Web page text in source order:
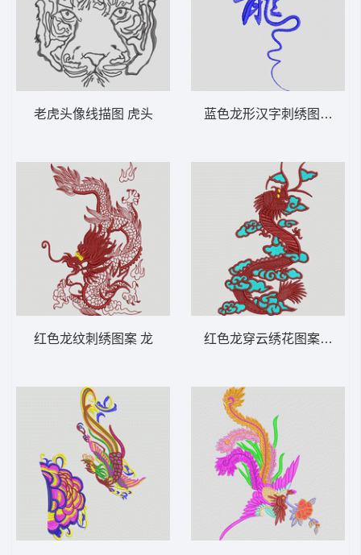
老虎头像线描图 虎头
红色龙纹刺绣图案 龙
蓝色龙形汉字刺绣图案 龙
红色龙穿云绣花图案 龙